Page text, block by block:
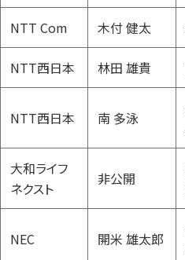
NTT Com 木付 健太
NTT西日本 林田 雄貴
NTT西日本 南 多泳
大和ライフ
ネクスト
非公開
NEC 開米 雄太郎